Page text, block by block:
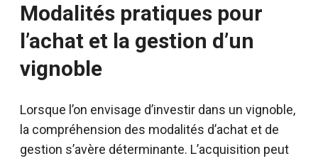
Modalités pratiques pour
l’achat et la gestion d’un
vignoble
Lorsque l’on envisage d’investir dans un vignoble,
la compréhension des modalités d’achat et de
gestion s’avère déterminante. L’acquisition peut